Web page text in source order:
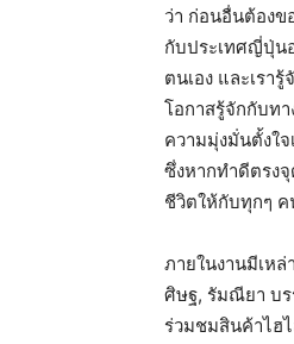
ว่า ก่อนอื่นต้อง
กับประเทศญี่ปุ่นอ
ตนเอง และเรา
โอกาสรู้จักกับท
ความมุ่งมั่นตั้งใ
ซึ่งหากทำดีตรง
ชีวิตให้กับทุกๆ
ภายในงานมีเห
ศิษฐ, รัมณียา บ
ร่วมชมสินค้าไฮ